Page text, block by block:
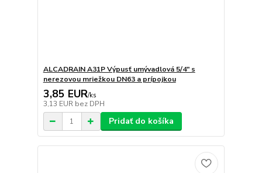
ALCADRAIN A31P Výpusť umývadlová 5/4" s
nerezovou mriežkou DN63 a prípojkou
3,85 EUR/ks
3,13 EUR bez DPH
Pridať do košíka